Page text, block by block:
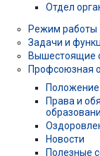
Отдел
Режим работы
Задачи и
Вышестоящие
Профсоюзная
Права и
Новости
Полезные